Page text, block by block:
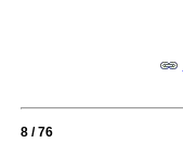
8 / 76